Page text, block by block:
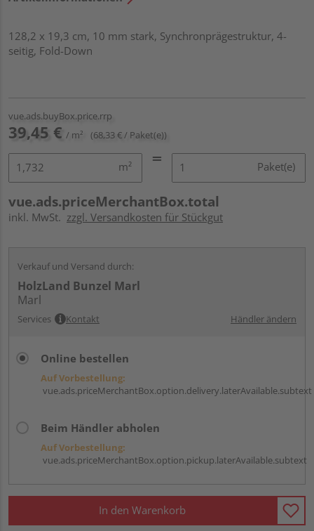
128,2 x 19,3 cm, 10 mm stark, Synchronprägestruktur, 4-
seitig, Fold-Down
vue.ads.buyBox.price.rrp
39,45 € / m² (68,33 € / Paket(e))
m² Paket(e)
vue.ads.priceMerchantBox.total
inkl. MwSt. zzgl. Versandkosten für Stückgut
Verkauf und Versand durch:
HolzLand Bunzel Marl
Marl
Services Kontakt Händler ändern
Online bestellen
Auf Vorbestellung:
vue.ads.priceMerchantBox.option.delivery.laterAvailable.subtext
Beim Händler abholen
Auf Vorbestellung:
vue.ads.priceMerchantBox.option.pickup.laterAvailable.subtext
In den Warenkorb